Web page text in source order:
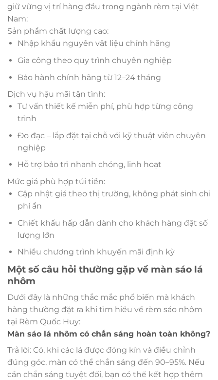
giữ vững vị trí hàng đầu trong ngành rèm tại Việt
Nam:
Sản phẩm chất lượng cao:
Nhập khẩu nguyên vật liệu chính hãng
Gia công theo quy trình chuyên nghiệp
Bảo hành chính hãng từ 12–24 tháng
Dịch vụ hậu mãi tận tình:
Tư vấn thiết kế miễn phí, phù hợp từng công
trình
Đo đạc – lắp đặt tại chỗ với kỹ thuật viên chuyên
nghiệp
Hỗ trợ bảo trì nhanh chóng, linh hoạt
Mức giá phù hợp túi tiền:
Cập nhật giá theo thị trường, không phát sinh chi
phí ẩn
Chiết khấu hấp dẫn dành cho khách hàng đặt số
lượng lớn
Nhiều chương trình khuyến mãi định kỳ
Một số câu hỏi thường gặp về màn sáo lá
nhôm
Dưới đây là những thắc mắc phổ biến mà khách
hàng thường đặt ra khi tìm hiểu về rèm sáo nhôm
tại Rèm Quốc Huy:
Màn sáo lá nhôm có chắn sáng hoàn toàn không?
Trả lời: Có, khi các lá được đóng kín và điều chỉnh
đúng góc, màn có thể chắn sáng đến 90–95%. Nếu
cần chắn sáng tuyệt đối, bạn có thể kết hợp thêm